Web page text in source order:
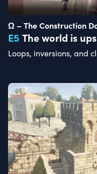
Ω – The Construction
E5 The world is
Loops, inversions, and